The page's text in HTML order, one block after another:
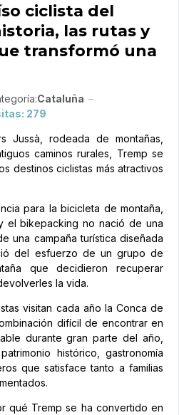
ciclista del
las rutas y
transformó una
Cataluña
279
Jussà, rodeada de montañas,
caminos rurales, Tremp se
destinos ciclistas más atractivos
para la bicicleta de montaña,
el bikepacking no nació de una
una campaña turística diseñada
del esfuerzo de un grupo de
que decidieron recuperar
la vida.
visitan cada año la Conca de
difícil de encontrar en
durante gran parte del año,
histórico, gastronomía
que satisface tanto a familias
qué Tremp se ha convertido en